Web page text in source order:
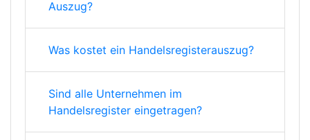
Auszug?
Was kostet ein Handelsregisterauszug?
Sind alle Unternehmen im
Handelsregister eingetragen?